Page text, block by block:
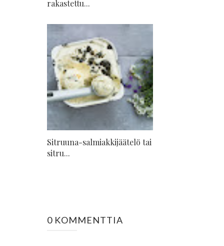
rakastettu...
Sitruuna-salmiakkijäätelö tai
sitru...
0 KOMMENTTIA